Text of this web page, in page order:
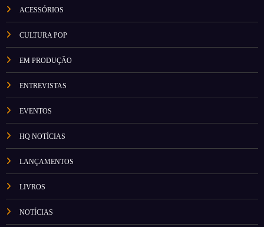
ACESSÓRIOS
CULTURA POP
EM PRODUÇÃO
ENTREVISTAS
EVENTOS
HQ NOTÍCIAS
LANÇAMENTOS
LIVROS
NOTÍCIAS